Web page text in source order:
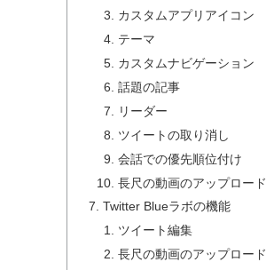
カスタムアプリアイコン
テーマ
カスタムナビゲーション
話題の記事
リーダー
ツイートの取り消し
会話での優先順位付け
長尺の動画のアップロード
Twitter Blueラボの機能
ツイート編集
長尺の動画のアップロード